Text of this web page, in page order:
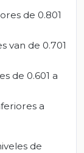
de 0.801
van de 0.701
de 0.601 a
a
de